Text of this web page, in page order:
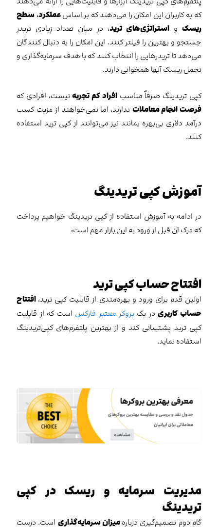
که به کاربران این امکان را می‌دهند که بر اساسعملکرد، سطح
ریسک واستراتژی‌های ترید، در میان تعداد زیادی تریدر
جستجو و بهترین را فیلتر کنند. این امکان را به دنبال کنندگان
می‌دهد تا تریدرهایی را انتخاب کنند که با هدف سرمایه‌گذاری و
تحمل ریسک آنها همخوانی دارند.
کپی تریدینگ صرفاٌ مناسبافراد کم تجربهنیست، افرادی که
فرصت انجام معاملات ندارند، اما نمی‌خواهند از مزیت کسب
درآمد دلاری بی‌بهره بمانند نیز می‌توانند از کپی ترید استفاده
کنند.
آموزش کپی تریدینگ
در ادامه به آموزش استفاده از کپی تریدینگ خواهیم پرداخت
که درک آن قبل از ورود به این بازار مهم است:
افتتاح حساب کپی ترید
اولین قدم برای ورود و بهره‌مندی از قابلیت کپی ترید، افتتاح
حساب کاربریدر یک بروکر معتبر فارکس است که از قابلیت
کپی ترید پشتیبانی ‌کند و از بهترین پلتفرم‌های کپی‌تریدینگ
استفاده نماید.
مدیریت سرمایه و ریسک در کپی
تریدینگ
گام دوم تصمیم‌گیری دربارهمیزان سرمایه‌گذاری است. درست